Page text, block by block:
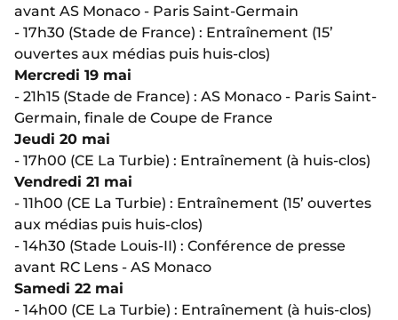
avant AS Monaco - Paris Saint-Germain
- 17h30 (Stade de France) : Entraînement (15’
ouvertes aux médias puis huis-clos)
Mercredi 19 mai
- 21h15 (Stade de France) : AS Monaco - Paris Saint-
Germain, finale de Coupe de France
Jeudi 20 mai
- 17h00 (CE La Turbie) : Entraînement (à huis-clos)
Vendredi 21 mai
- 11h00 (CE La Turbie) : Entraînement (15’ ouvertes
aux médias puis huis-clos)
- 14h30 (Stade Louis-II) : Conférence de presse
avant RC Lens - AS Monaco
Samedi 22 mai
- 14h00 (CE La Turbie) : Entraînement (à huis-clos)